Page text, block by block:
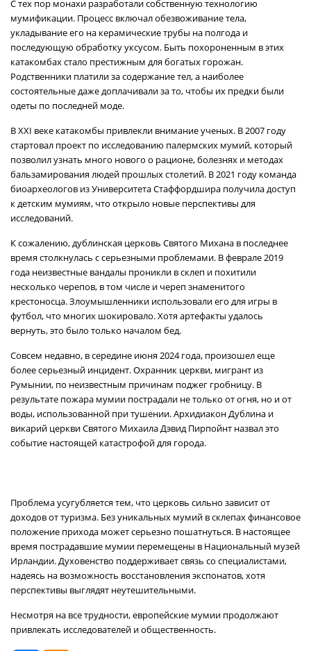
С тех пор монахи разработали собственную технологию
мумификации. Процесс включал обезвоживание тела,
укладывание его на керамические трубы на полгода и
последующую обработку уксусом. Быть похороненным в этих
катакомбах стало престижным для богатых горожан.
Родственники платили за содержание тел, а наиболее
состоятельные даже доплачивали за то, чтобы их предки были
одеты по последней моде.
В XXI веке катакомбы привлекли внимание ученых. В 2007 году
стартовал проект по исследованию палермских мумий, который
позволил узнать много нового о рационе, болезнях и методах
бальзамирования людей прошлых столетий. В 2021 году команда
биоархеологов из Университета Стаффордшира получила доступ
к детским мумиям, что открыло новые перспективы для
исследований.
К сожалению, дублинская церковь Святого Михана в последнее
время столкнулась с серьезными проблемами. В феврале 2019
года неизвестные вандалы проникли в склеп и похитили
несколько черепов, в том числе и череп знаменитого
крестоносца. Злоумышленники использовали его для игры в
футбол, что многих шокировало. Хотя артефакты удалось
вернуть, это было только началом бед.
Совсем недавно, в середине июня 2024 года, произошел еще
более серьезный инцидент. Охранник церкви, мигрант из
Румынии, по неизвестным причинам поджег гробницу. В
результате пожара мумии пострадали не только от огня, но и от
воды, использованной при тушении. Архидиакон Дублина и
викарий церкви Святого Михаила Дэвид Пирпойнт назвал это
событие настоящей катастрофой для города.
Проблема усугубляется тем, что церковь сильно зависит от
доходов от туризма. Без уникальных мумий в склепах финансовое
положение прихода может серьезно пошатнуться. В настоящее
время пострадавшие мумии перемещены в Национальный музей
Ирландии. Духовенство поддерживает связь со специалистами,
надеясь на возможность восстановления экспонатов, хотя
перспективы выглядят неутешительными.
Несмотря на все трудности, европейские мумии продолжают
привлекать исследователей и общественность.